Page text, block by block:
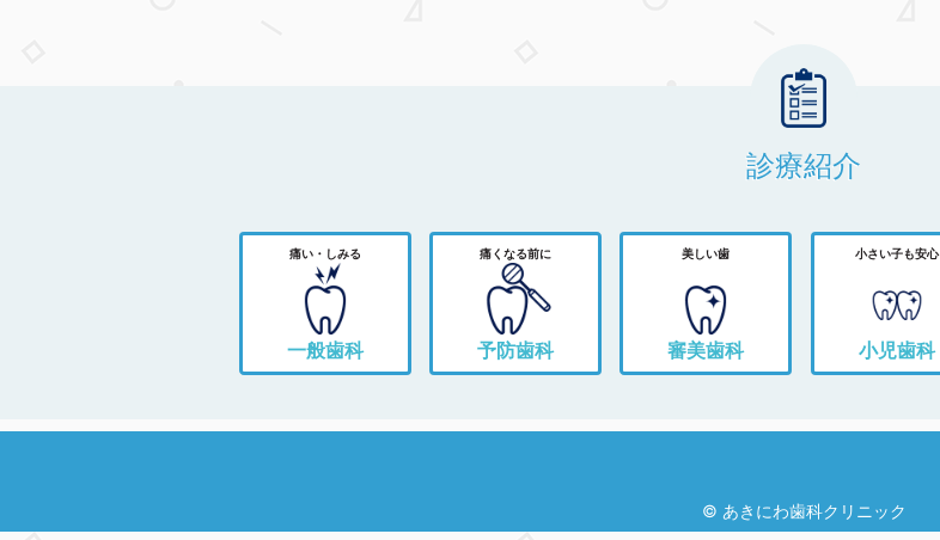
診療紹介
痛い・しみる
一般歯科
痛くなる前に
予防歯科
美しい歯
審美歯科
小さい子も安心
小児歯科
© あきにわ歯科クリニック